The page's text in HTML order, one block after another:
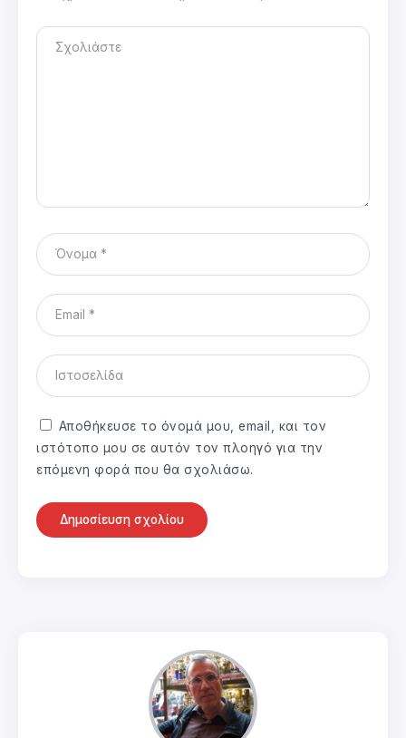
Αποθήκευσε το όνομά μου, email, και τον
ιστότοπο μου σε αυτόν τον πλοηγό για την
επόμενη φορά που θα σχολιάσω.